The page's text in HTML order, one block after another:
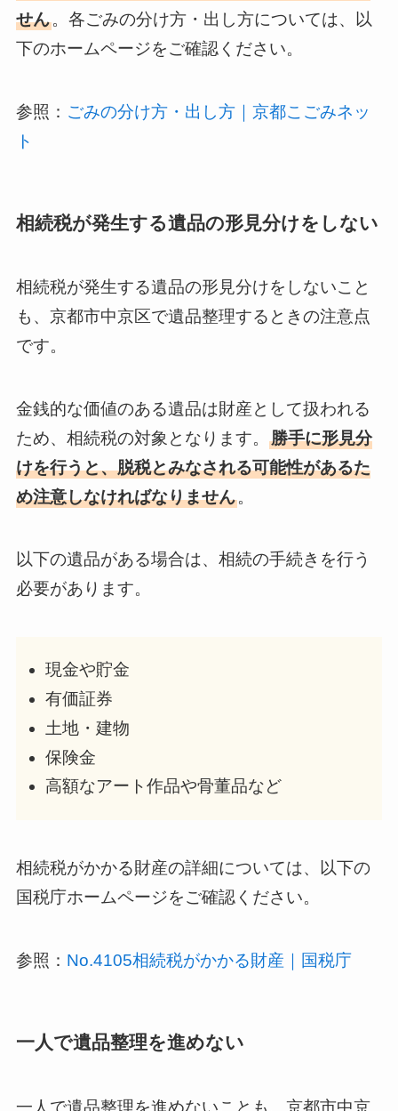
せん。各ごみの分け方・出し方については、以
下のホームページをご確認ください。
参照： ごみの分け方・出し方｜京都こごみネッ
ト
相続税が発生する遺品の形見分けをしない
相続税が発生する遺品の形見分けをしないこと
も、京都市中京区で遺品整理するときの注意点
です。
金銭的な価値のある遺品は財産として扱われる
ため、相続税の対象となります。 勝手に形見分
けを行うと、脱税とみなされる可能性があるた
め注意しなければなりません。
以下の遺品がある場合は、相続の手続きを行う
必要があります。
現金や貯金
有価証券
土地・建物
保険金
高額なアート作品や骨董品など
相続税がかかる財産の詳細については、以下の
国税庁ホームページをご確認ください。
参照： No.4105相続税がかかる財産｜国税庁
一人で遺品整理を進めない
一人で遺品整理を進めないことも、京都市中京